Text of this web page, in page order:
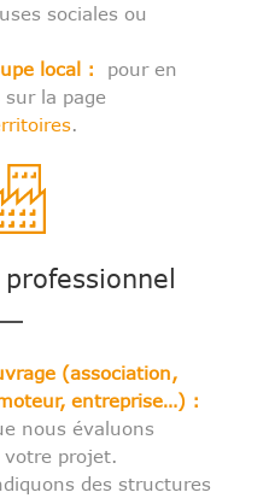
sociales ou
local :
pour en
la page
.
(association,
entreprise…) :
nous évaluons
votre projet.
des structures